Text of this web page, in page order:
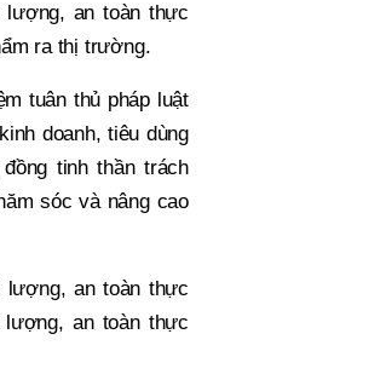
lượng, an toàn thực
ra thị trường.
tuân thủ pháp luật
doanh, tiêu dùng
tinh thần trách
sóc và nâng cao
lượng, an toàn thực
lượng, an toàn thực